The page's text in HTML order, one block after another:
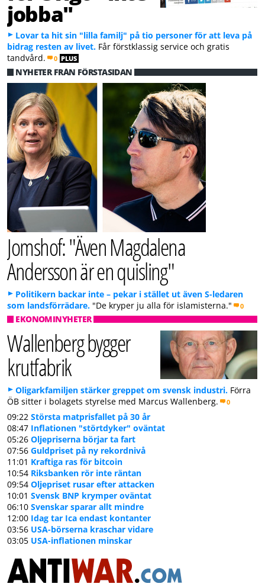
jobba"
Lovar ta hit sin "lilla familj" på tio personer för att leva på
bidrag resten av livet. Får förstklassig service och gratis
tandvård.
0 PLUS
NYHETER FRÅN FÖRSTASIDAN
Jomshof: "Även Magdalena
Andersson är en quisling"
Politikern backar inte – pekar i stället ut även S-ledaren
som landsförrädare. "De kryper ju alla för islamisterna." 0
EKONOMINYHETER
Wallenberg bygger
krutfabrik
Oligarkfamiljen stärker greppet om svensk industri. Förra
ÖB sitter i bolagets styrelse med Marcus Wallenberg.
0
09:22 Största matprisfallet på 30 år
08:47 Inflationen "störtdyker" oväntat
05:26 Oljepriserna börjar ta fart
07:56 Guldpriset på ny rekordnivå
11:01 Kraftiga ras för bitcoin
10:54 Riksbanken rör inte räntan
09:54 Oljepriset rusar efter attacken
10:01 Svensk BNP krymper oväntat
06:10 Svenskar sparar allt mindre
12:00 Idag tar Ica endast kontanter
03:56 USA-börserna kraschar vidare
03:05 USA-inflationen minskar